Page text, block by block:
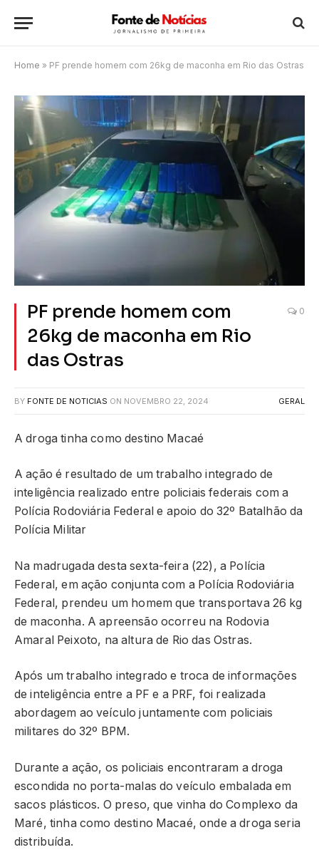
Home » PF prende homem com 26kg de maconha em Rio das Ostras
PF prende homem com
26kg de maconha em Rio
das Ostras
0
BY FONTE DE NOTICIAS ON NOVEMBRO 22, 2024 GERAL
A droga tinha como destino Macaé
A ação é resultado de um trabalho integrado de
inteligência realizado entre policiais federais com a
Polícia Rodoviária Federal e apoio do 32º Batalhão da
Polícia Militar
Na madrugada desta sexta-feira (22), a Polícia
Federal, em ação conjunta com a Polícia Rodoviária
Federal, prendeu um homem que transportava 26 kg
de maconha. A apreensão ocorreu na Rodovia
Amaral Peixoto, na altura de Rio das Ostras.
Após um trabalho integrado e troca de informações
de inteligência entre a PF e a PRF, foi realizada
abordagem ao veículo juntamente com policiais
militares do 32º BPM.
Durante a ação, os policiais encontraram a droga
escondida no porta-malas do veículo embalada em
sacos plásticos. O preso, que vinha do Complexo da
Maré, tinha como destino Macaé, onde a droga seria
distribuída.